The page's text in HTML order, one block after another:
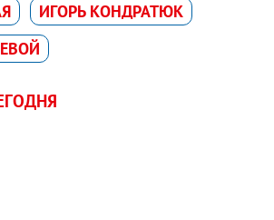
ИГОРЬ КОНДРАТЮК